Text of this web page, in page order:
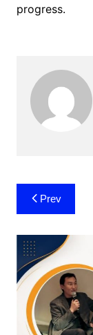
progress.
Post
navigation
Prev